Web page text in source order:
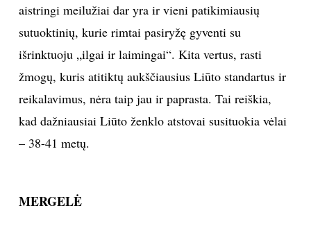
aistringi meilužiai dar yra ir vieni patikimiausių
sutuoktinių, kurie rimtai pasiryžę gyventi su
išrinktuoju „ilgai ir laimingai“. Kita vertus, rasti
žmogų, kuris atitiktų aukščiausius Liūto standartus ir
reikalavimus, nėra taip jau ir paprasta. Tai reiškia,
kad dažniausiai Liūto ženklo atstovai susituokia vėlai
– 38-41 metų.
MERGELĖ